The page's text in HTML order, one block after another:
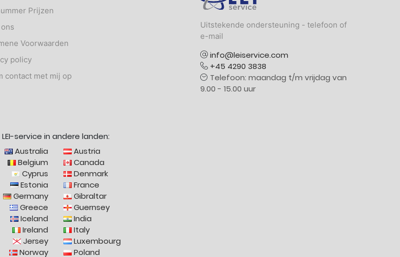
Prijzen
Voorwaarden
policy
contact met mij op
Uitstekende ondersteuning - telefoon of
e-mail
info@leiservice.com
+45 4290 3838
Telefoon: maandag t/m vrijdag van
9.00 - 15.00 uur
LEI-service in andere landen:
Australia
Austria
Belgium
Canada
Cyprus
Denmark
Estonia
France
Germany
Gibraltar
Greece
Guernsey
Iceland
India
Ireland
Italy
Jersey
Luxembourg
Norway
Poland